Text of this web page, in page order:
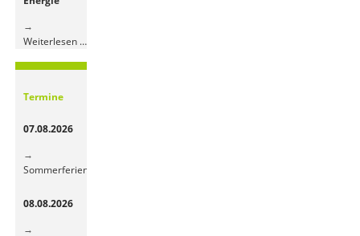
Weiterlesen …Bunte
und
Termine
07.08.2026
Sommerferien
08.08.2026